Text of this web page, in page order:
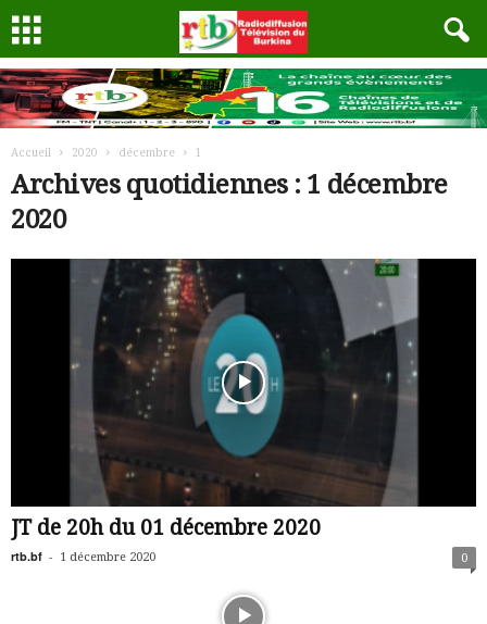
Accueil 2020 décembre 1
Archives quotidiennes : 1 décembre
2020
JT de 20h du 01 décembre 2020
rtb.bf - 1 décembre 2020 0